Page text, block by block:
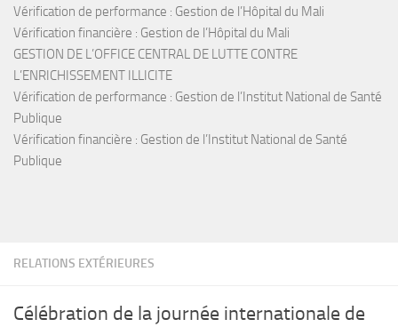
RELATIONS EXTÉRIEURES
Célébration de la journée internationale de
Vérification de performance : Gestion de l’Hôpital du Mali
Vérification financière : Gestion de l’Hôpital du Mali
GESTION DE L’OFFICE CENTRAL DE LUTTE CONTRE
L’ENRICHISSEMENT ILLICITE
Vérification de performance : Gestion de l’Institut National de Santé
Publique
Vérification financière : Gestion de l’Institut National de Santé
Publique